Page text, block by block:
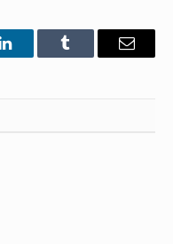
LinkedInTumblr
E-